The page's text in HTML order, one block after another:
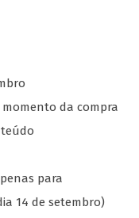
da compra
para
14 de setembro)